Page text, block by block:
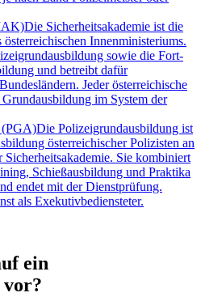
Die Sicherheitsakademie ist die
Innenministeriums.
sowie die Fort-
und betreibt dafür
Jeder österreichische
im System der
(PGA)Die Polizeigrundausbildung ist
österreichischer Polizisten an
Sicherheitsakademie. Sie kombiniert
Schießausbildung und Praktika
endet mit der Dienstprüfung.
als Exekutivbediensteter.
ein